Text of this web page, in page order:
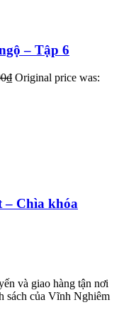
– Tập 6
₫ Original price was:
– Chìa khóa
và giao hàng tận nơi
sách của Vĩnh Nghiêm